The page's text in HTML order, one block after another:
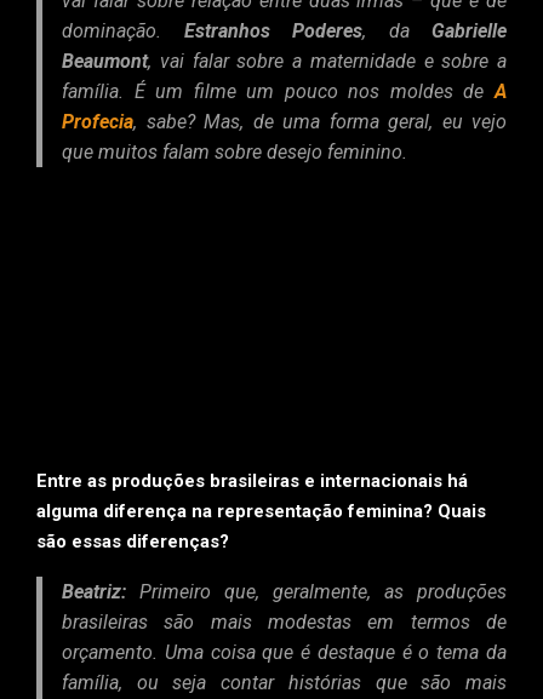
dominação. Estranhos Poderes, da Gabrielle
Beaumont, vai falar sobre a maternidade e sobre a
família. É um filme um pouco nos moldes deA
Profecia, sabe? Mas, de uma forma geral, eu vejo
que muitos falam sobre desejo feminino.
Entre as produções brasileiras e internacionais há
alguma diferença na representação feminina? Quais
são essas diferenças?
Beatriz: Primeiro que, geralmente, as produções
brasileiras são mais modestas em termos de
orçamento. Uma coisa que é destaque é o tema da
família, ou seja contar histórias que são mais